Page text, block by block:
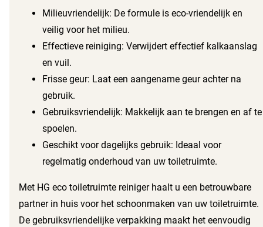
Milieuvriendelijk: De formule is eco-vriendelijk en
veilig voor het milieu.
Effectieve reiniging: Verwijdert effectief kalkaanslag
en vuil.
Frisse geur: Laat een aangename geur achter na
gebruik.
Gebruiksvriendelijk: Makkelijk aan te brengen en af te
spoelen.
Geschikt voor dagelijks gebruik: Ideaal voor
regelmatig onderhoud van uw toiletruimte.
Met HG eco toiletruimte reiniger haalt u een betrouwbare
partner in huis voor het schoonmaken van uw toiletruimte.
De gebruiksvriendelijke verpakking maakt het eenvoudig